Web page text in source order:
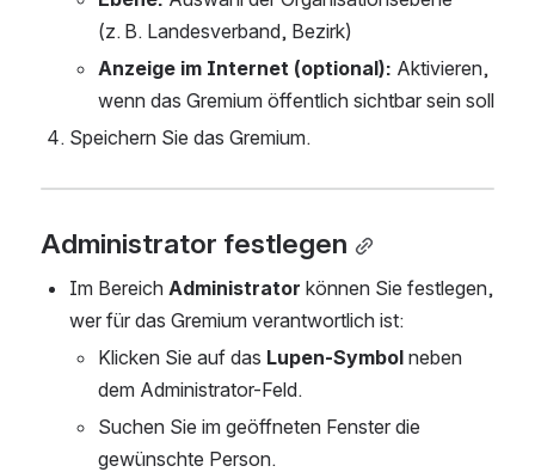
(z. B. Landesverband, Bezirk)
Anzeige im Internet (optional): Aktivieren,
wenn das Gremium öffentlich sichtbar sein soll
Speichern Sie das Gremium.
Administrator festlegen
Im Bereich Administrator können Sie festlegen,
wer für das Gremium verantwortlich ist:
Klicken Sie auf das Lupen-Symbol neben
dem Administrator-Feld.
Suchen Sie im geöffneten Fenster die
gewünschte Person.